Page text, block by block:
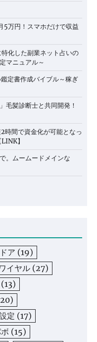
5万円！スマホだけで収益
化した副業ネット占いの
マニュアル～
定書作成バイブル～稼ぎ
毛髪診断士と共同開発！
時間で資金化が可能となっ
】
。ムームードメインな
ア (19)
イヤル (27)
(13)
定 (17)
(15)